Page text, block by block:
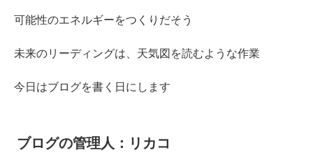
可能性のエネルギーをつくりだそう
未来のリーディングは、天気図を読むような作業
今日はブログを書く日にします
ブログの管理人：リカコ